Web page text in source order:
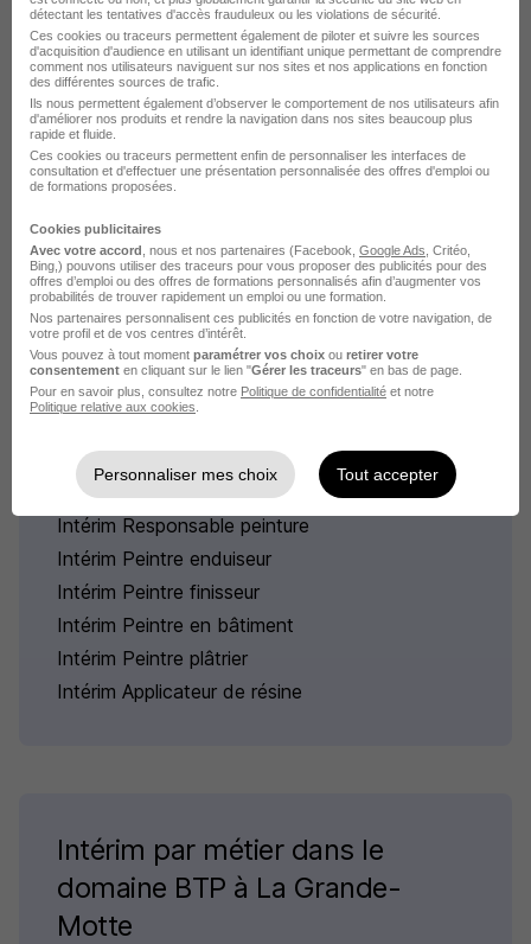
Intérim par ville pour le métier
Chef d'équipe peinture
Intérim Mauges-sur-Loire Chef d'équipe peinture
Intérim Cernay Chef d'équipe peinture
Intérim Brives-Charensac Chef d'équipe
Intérim Toulouse Chef d'équipe peinture
Parcourir toutes les missions d'intérim de Chef
d'équipe peinture
Intérim par métiers similaires
Intérim Responsable peinture
Intérim Peintre enduiseur
Intérim Peintre finisseur
Intérim Peintre en bâtiment
Intérim Peintre plâtrier
Intérim Applicateur de résine
Intérim par métier dans le
domaine BTP à La Grande-
Motte
détectant les tentatives d'accès frauduleux ou les violations de sécurité.
Ces cookies ou traceurs permettent également de piloter et suivre les sources
d'acquisition d'audience en utilisant un identifiant unique permettant de comprendre
comment nos utilisateurs naviguent sur nos sites et nos applications en fonction
des différentes sources de trafic.
Ils nous permettent également d’observer le comportement de nos utilisateurs afin
d'améliorer nos produits et rendre la navigation dans nos sites beaucoup plus
rapide et fluide.
Ces cookies ou traceurs permettent enfin de personnaliser les interfaces de
consultation et d'effectuer une présentation personnalisée des offres d'emploi ou
de formations proposées.
Cookies publicitaires
Avec votre accord , nous et nos partenaires (Facebook, Google Ads , Critéo,
Bing,) pouvons utiliser des traceurs pour vous proposer des publicités pour des
offres d’emploi ou des offres de formations personnalisés afin d’augmenter vos
probabilités de trouver rapidement un emploi ou une formation.
Nos partenaires personnalisent ces publicités en fonction de votre navigation, de
votre profil et de vos centres d’intérêt.
Vous pouvez à tout moment paramétrer vos choix ou retirer votre
consentement en cliquant sur le lien "Gérer les traceurs" en bas de page.
Pour en savoir plus, consultez notre Politique de confidentialité et notre
Politique relative aux cookies
Personnaliser mes choix Tout accepter